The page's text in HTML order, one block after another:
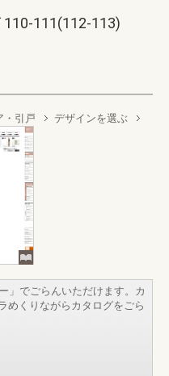
111(112-113)
・引戸 デザインを選ぶ
」でごらんいただけます。カ
めくりながらカタログをごら